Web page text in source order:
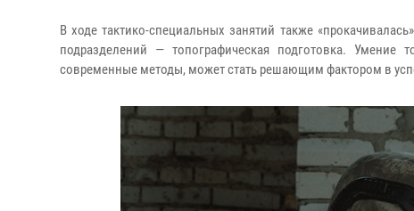
В ходе тактико-специальных занятий также
подразделений — топографическая подготовка. Умение
современные методы, может стать решающим фактором в